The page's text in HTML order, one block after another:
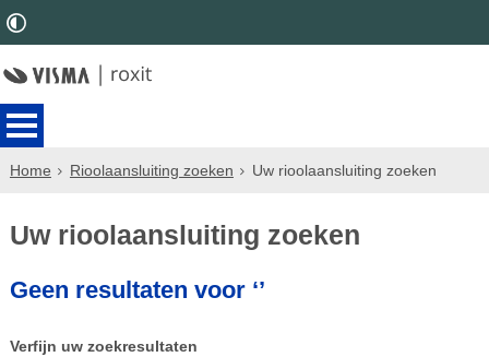
Home Rioolaansluiting zoeken Uw rioolaansluiting zoeken
Uw rioolaansluiting zoeken
Geen resultaten voor ‘’
Verfijn uw zoekresultaten